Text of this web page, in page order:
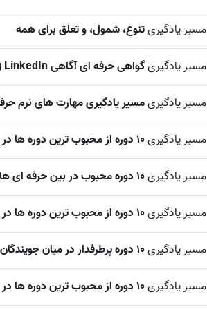
مسیر یادگیریتنوع، شمول، و تعلق برای همه
مسیر یادگیریگواهی حرفه ای آگاهی DEI Learning LinkedIn
مسیر یادگیریمسیر یادگیری مهارت های نرم
مسیر یادگیری10 دوره از محبوب ترین دوره ها در بین حرفه ای های تجارت
مسیر یادگیری10 دوره محبوب در بین حرفه ای های مهندسی
مسیر یادگیری10 دوره از محبوب ترین دوره ها در بین متخصصان فناوری اطلاعات
مسیر یادگیری10 دوره پرطرفدار در میان جویندگان کار
مسیر یادگیری10 دوره از محبوب ترین دوره ها در بین حرفه ای های فروش